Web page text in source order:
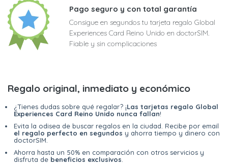
Pago seguro y con total garantía
Consigue en segundos tu tarjeta regalo Global
Experiences Card Reino Unido en doctorSIM.
Fiable y sin complicaciones
Regalo original, inmediato y económico
¿Tienes dudas sobre qué regalar? ¡Las tarjetas regalo Global
Experiences Card Reino Unido nunca fallan!
Evita la odisea de buscar regalos en la ciudad. Recibe por email
el regalo perfecto en segundos y ahorra tiempo y dinero con
doctorSIM.
Ahorra hasta un 50% en comparación con otros servicios y
disfruta de beneficios exclusivos.